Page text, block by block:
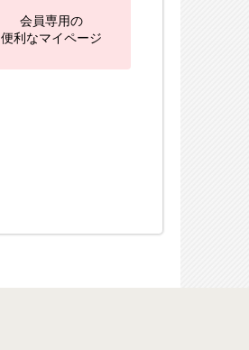
会員専用の
便利なマイページ